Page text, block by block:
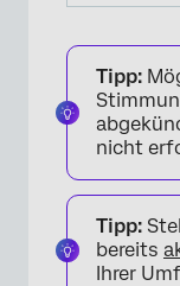
Tipp:
nicht
Tipp:
bereits
Ihrer